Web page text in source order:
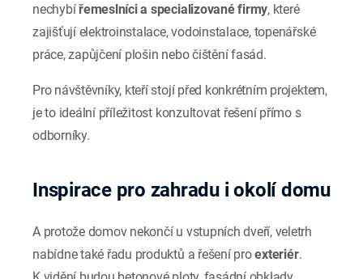
nechybířemeslníci a specializované firmy, které
zajišťují elektroinstalace, vodoinstalace, topenářské
práce, zapůjčení plošin nebo čištění fasád.
Pro návštěvníky, kteří stojí před konkrétním projektem,
je to ideální příležitost konzultovat řešení přímo s
odborníky.
Inspirace pro zahradu i okolí domu
A protože domov nekončí u vstupních dveří, veletrh
nabídne také řadu produktů a řešení proexteriér.